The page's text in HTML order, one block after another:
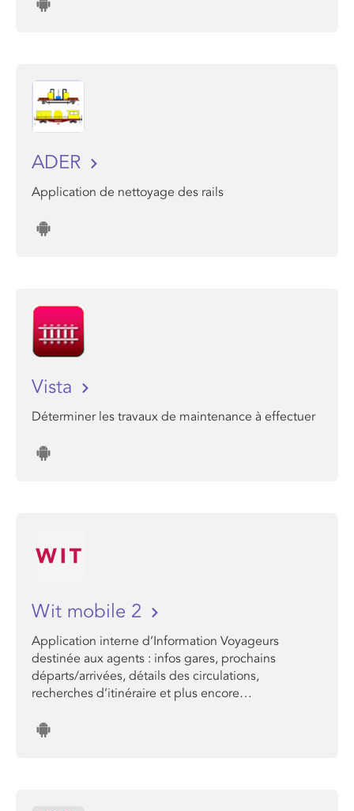
ADER
Application de nettoyage des rails
Vista
Déterminer les travaux de maintenance à effectuer
Wit mobile 2
Application interne d’Information Voyageurs
destinée aux agents : infos gares, prochains
départs/arrivées, détails des circulations,
recherches d’itinéraire et plus encore…